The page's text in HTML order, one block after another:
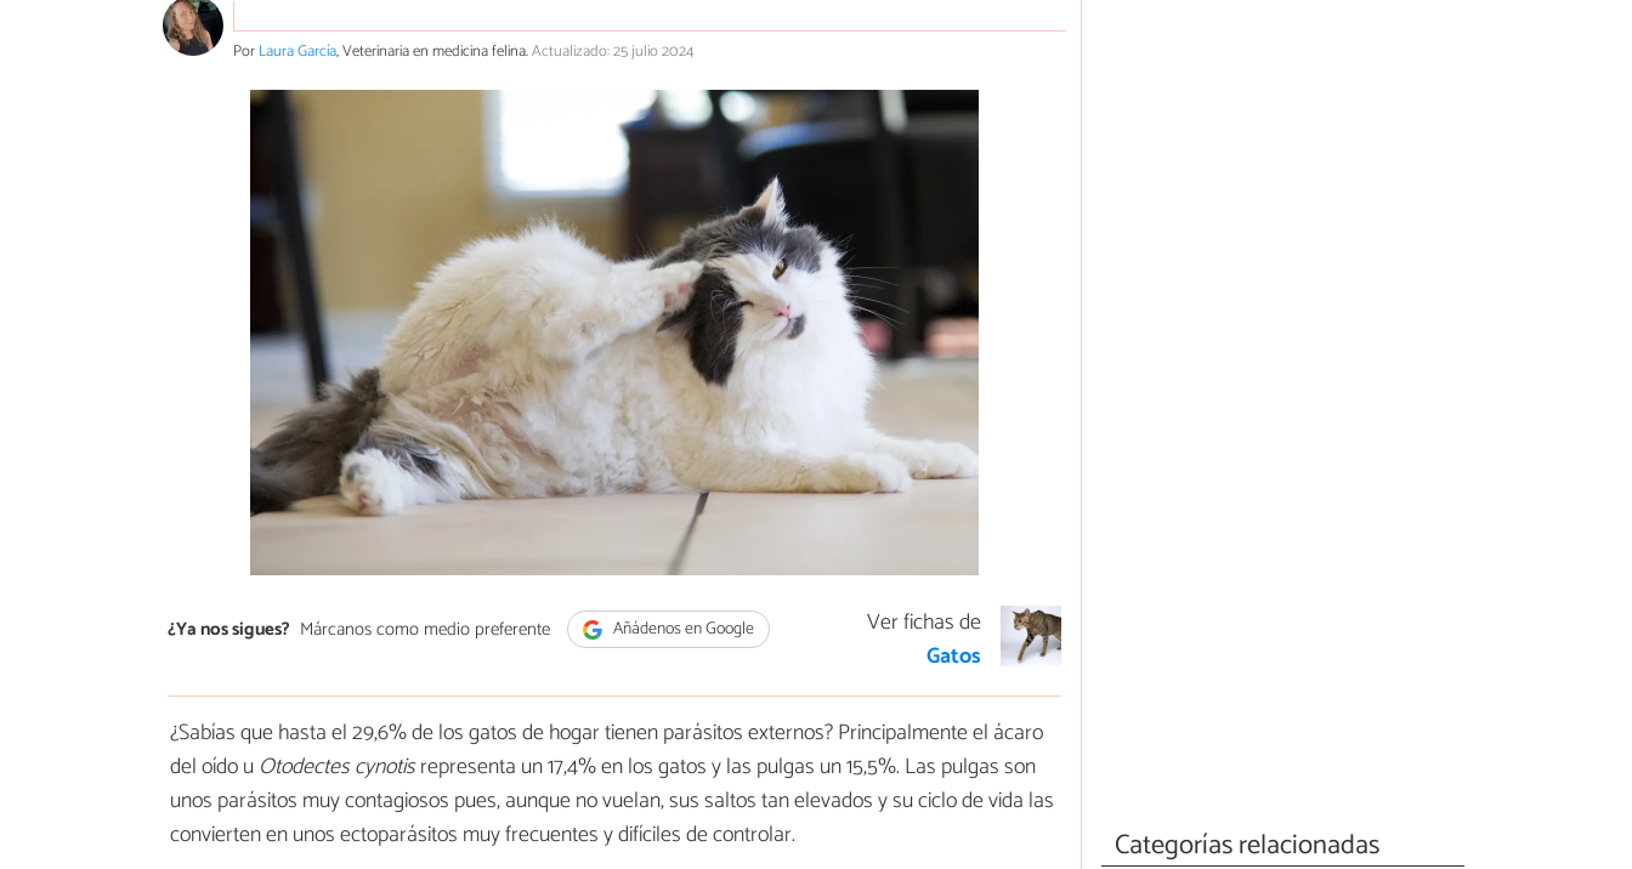
PorLaura García, Veterinaria en medicina felina.Actualizado: 25 julio 2024
¿Ya nos sigues? Márcanos como medio preferente Añádenos en Google
Ver fichas de
Gatos
¿Sabías que hasta el 29,6% de los gatos de hogar tienen parásitos externos? Principalmente el ácaro
del oído u Otodectes cynotisrepresenta un 17,4% en los gatos y las pulgas un 15,5%. Las pulgas son
unos parásitos muy contagiosos pues, aunque no vuelan, sus saltos tan elevados y su ciclo de vida las
convierten en unos ectoparásitos muy frecuentes y difíciles de controlar.
Categorías relacionadas